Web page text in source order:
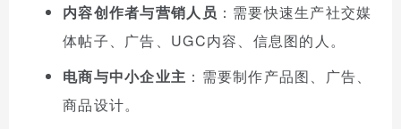
内容创作者与营销人员 ：需要快速生产社交媒
体帖子、广告、UGC内容、信息图的人。
电商与中小企业主 ：需要制作产品图、广告、
商品设计。